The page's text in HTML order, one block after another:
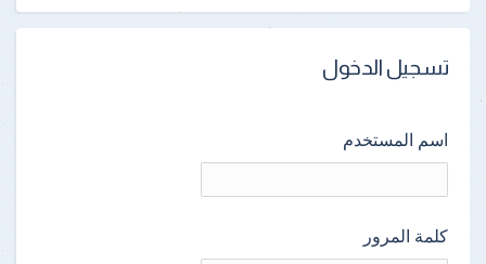
تسجيل الدخول
اسم المستخدم
كلمة المرور